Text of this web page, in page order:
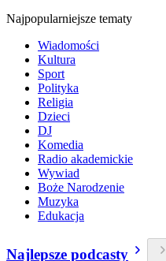
Najpopularniejsze tematy
Wiadomości
Kultura
Sport
Polityka
Religia
Dzieci
DJ
Komedia
Radio akademickie
Wywiad
Boże Narodzenie
Muzyka
Edukacja
Najlepsze podcasty